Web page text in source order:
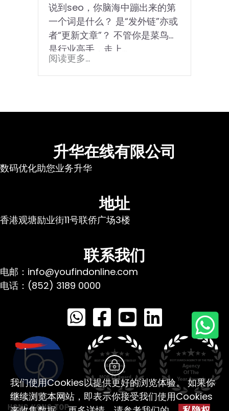
说到seo，你脑海中蹦出来的第
一个词是什么？ 是“发外链”亦或
者“更新文章”？ 不管你是菜鸟还
是行业高手，走上...
阅读更多...
升华在线有限公司
数码优化助您业务升华
地址
香港观塘励业街11号联侨广场3楼
联系我们
电邮：info@youfindonline.com
电话：(852) 3189 0000
我们使用Cookies以提供更好的浏览体验。 如果你
继续浏览本网站，即表示你接受我们使用Cookies